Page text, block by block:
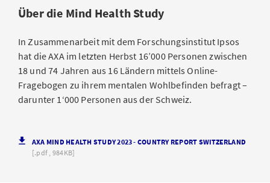
Über die Mind Health Study
In Zusammenarbeit mit dem Forschungsinstitut Ipsos
hat die AXA im letzten Herbst 16’000 Personen zwischen
18 und 74 Jahren aus 16 Ländern mittels Online-
Fragebogen zu ihrem mentalen Wohlbefinden befragt –
darunter 1‘000 Personen aus der Schweiz.
AXA MIND HEALTH STUDY 2023 - COUNTRY REPORT SWITZERLAND
[.pdf , 984KB]